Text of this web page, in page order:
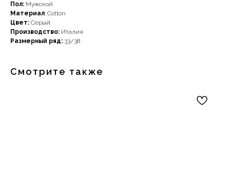
Пол: Мужской
Материал: Cotton
Цвет: Серый
Производство: Италия
Размерный ряд: 33/38
Смотрите также